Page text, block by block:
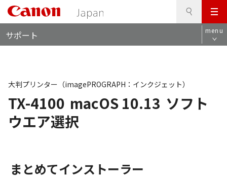
メ
ニ
ュ
サポート menu
TX-4100 macOS 10.13 ソフト
ウエア選択
大判プリンター（imagePROGRAPH：インクジェット）
まとめてインストーラー